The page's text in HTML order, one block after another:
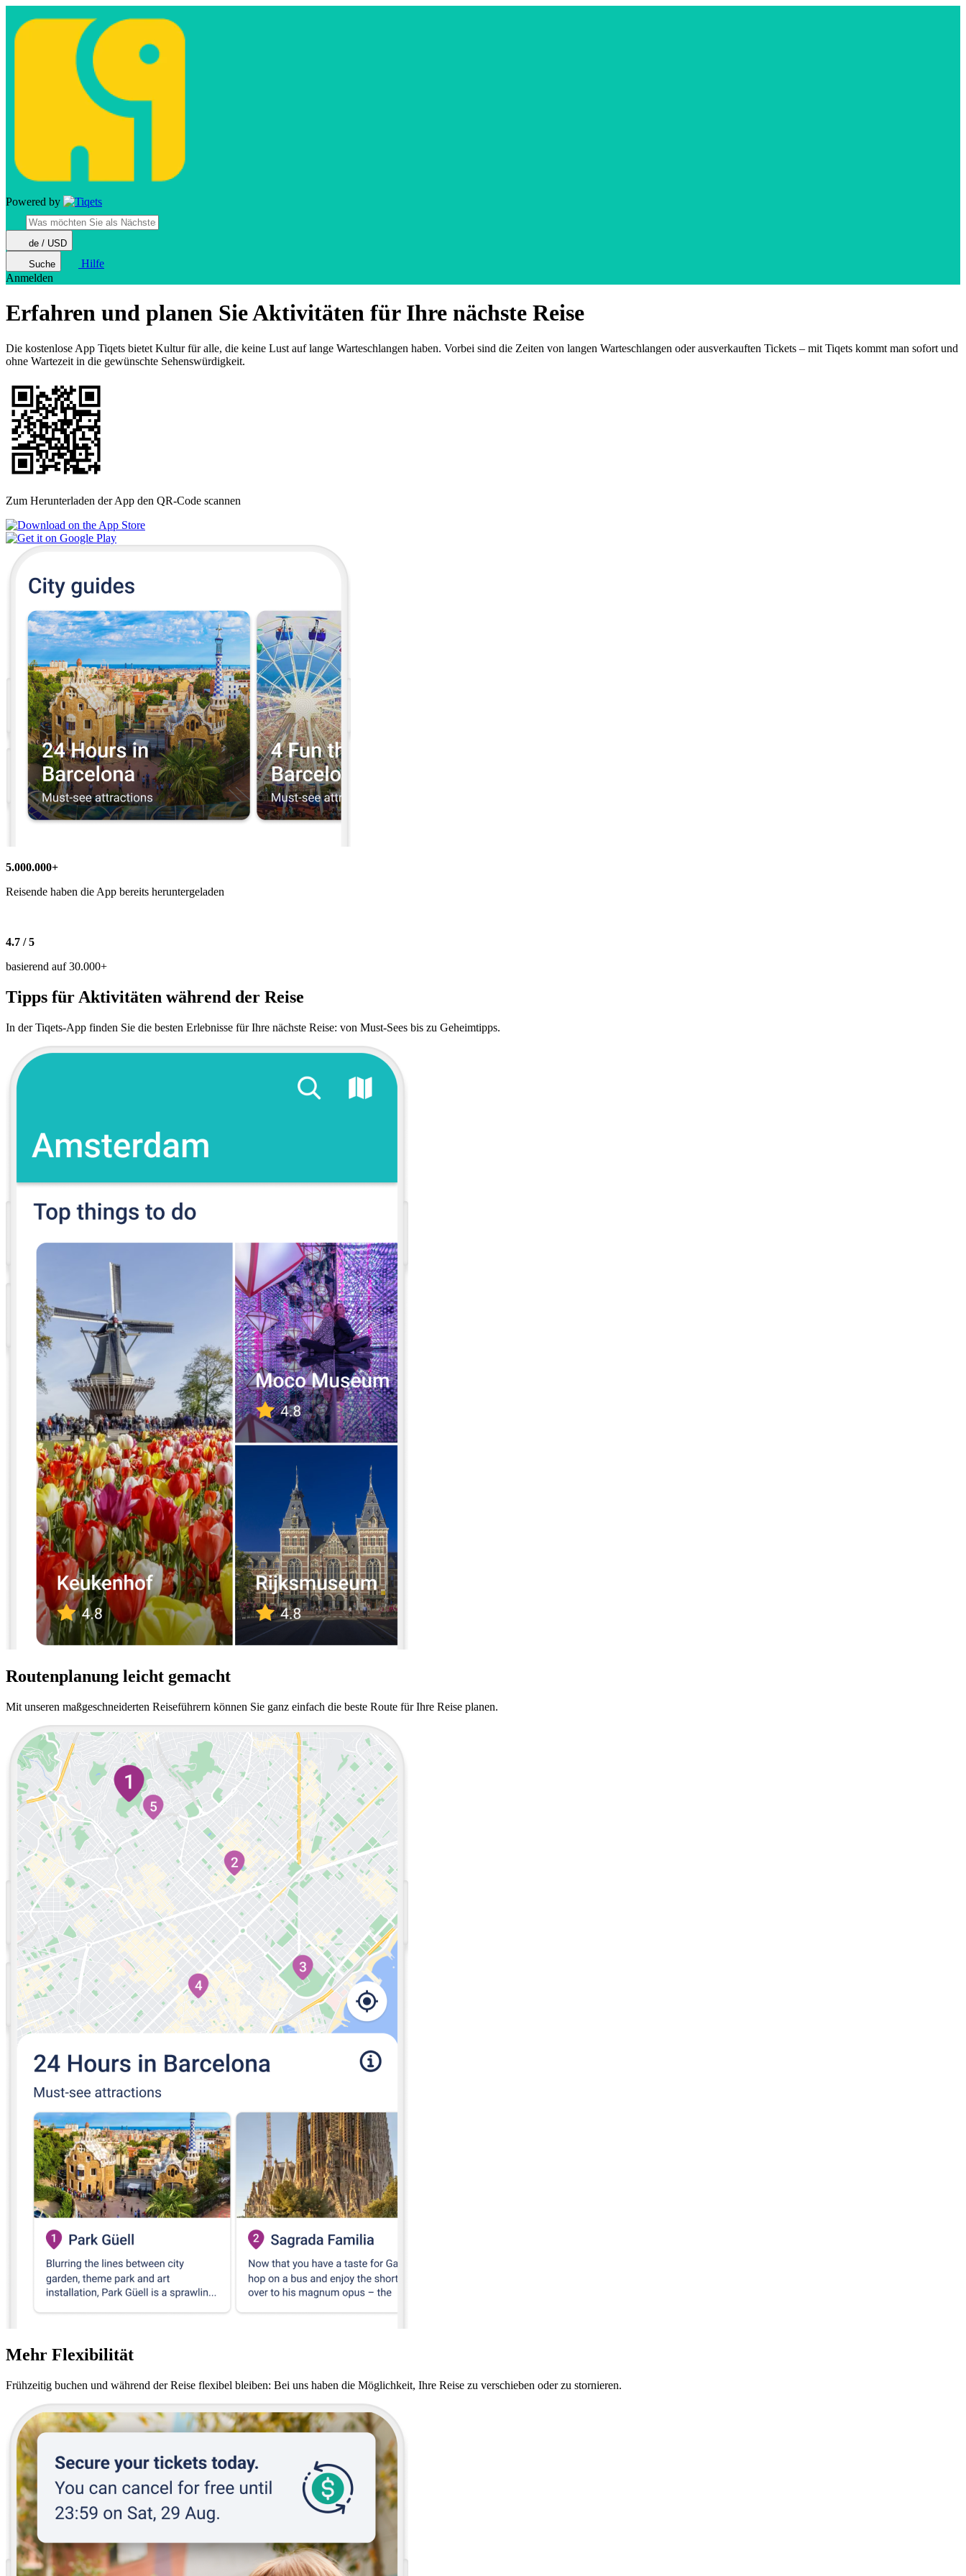
Powered by
de / USD
Suche
Hilfe
Anmelden
Erfahren und planen Sie Aktivitäten für Ihre nächste Reise
Die kostenlose App Tiqets bietet Kultur für alle, die keine Lust auf lange Warteschlangen haben. Vorbei sind die Zeiten von langen Warteschlangen oder ausverkauften Tickets – mit Tiqets kommt man sofort und
ohne Wartezeit in die gewünschte Sehenswürdigkeit.
Zum Herunterladen der App den QR-Code scannen
5.000.000+
Reisende haben die App bereits heruntergeladen
4.7 / 5
basierend auf 30.000+
Tipps für Aktivitäten während der Reise
In der Tiqets-App finden Sie die besten Erlebnisse für Ihre nächste Reise: von Must-Sees bis zu Geheimtipps.
Routenplanung leicht gemacht
Mit unseren maßgeschneiderten Reiseführern können Sie ganz einfach die beste Route für Ihre Reise planen.
Mehr Flexibilität
Frühzeitig buchen und während der Reise flexibel bleiben: Bei uns haben die Möglichkeit, Ihre Reise zu verschieben oder zu stornieren.